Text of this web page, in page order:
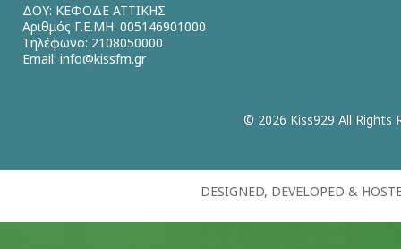
ΔΟΥ: ΚΕΦΟΔΕ ΑΤΤΙΚΗΣ
Αριθμός Γ.Ε.ΜΗ: 005146901000
Τηλέφωνο: 2108050000
Email: info@kissfm.gr
© 2026 Kiss929 All Rights
DESIGNED, DEVELOPED &